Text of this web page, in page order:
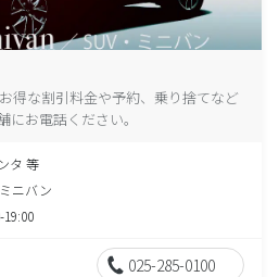
得な割引料金や予約、乗り捨てなど
お電話ください。
タ 等
ニバン
19:00
025-285-0100